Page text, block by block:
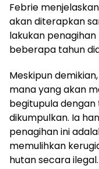
​Febrie
akan diterapkan
lakukan
beberapa tahun
​Meskipun
mana yang akan
begitupula
dikumpulkan. Ia
penagihan ini
memulihkan
hutan secara ilegal.